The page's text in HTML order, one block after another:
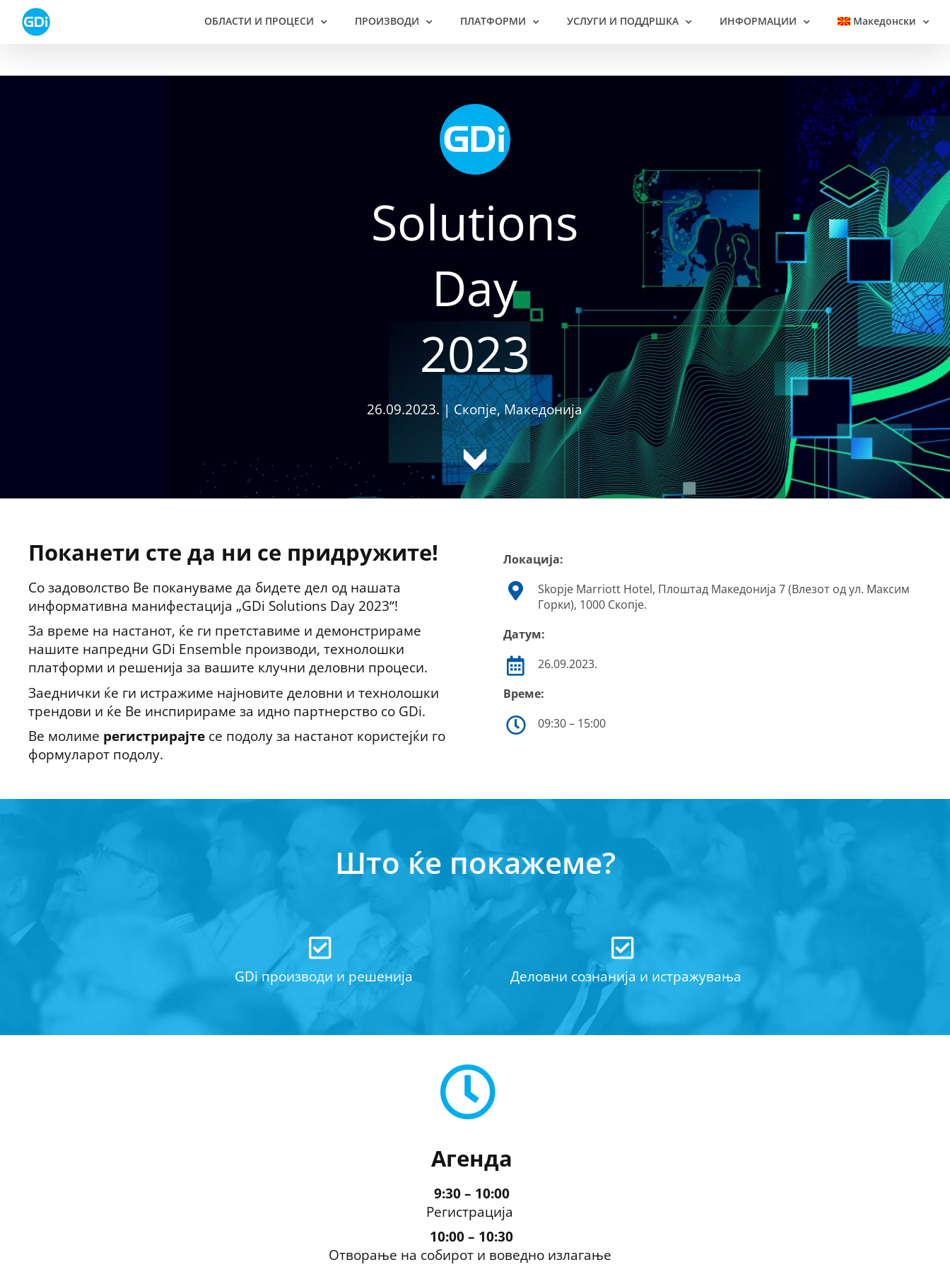
content
ОБЛАСТИ И ПРОЦЕСИ ПРОИЗВОДИ ПЛАТФОРМИ УСЛУГИ И ПОДДРШКА ИНФОРМАЦИИ Македонски
Solutions
Day
2023
26.09.2023. | Скопје, Македонија
Поканети сте да ни се придружите!
Со задоволство Ве покануваме да бидете дел од нашата
информативна манифестација „GDi Solutions Day 2023“!
За време на настанот, ќе ги претставиме и демонстрираме
нашите напредни GDi Ensemble производи, технолошки
платформи и решенија за вашите клучни деловни процеси.
Заеднички ќе ги истражиме најновите деловни и технолошки
трендови и ќе Ве инспирираме за идно партнерство со GDi.
Ве молиме регистрирајте се подолу за настанот користејќи го
формуларот подолу.
Локација:
Skopje Marriott Hotel, Плоштад Македонија 7 (Влезот од ул. Максим
Горки), 1000 Скопје.
Датум:
26.09.2023.
Време:
09:30 – 15:00
Што ќе покажеме?
GDi производи и решенија Деловни сознанија и истражувања
Агенда
9:30 – 10:00
Регистрација
10:00 – 10:30
Отворање на собирот и воведно излагање